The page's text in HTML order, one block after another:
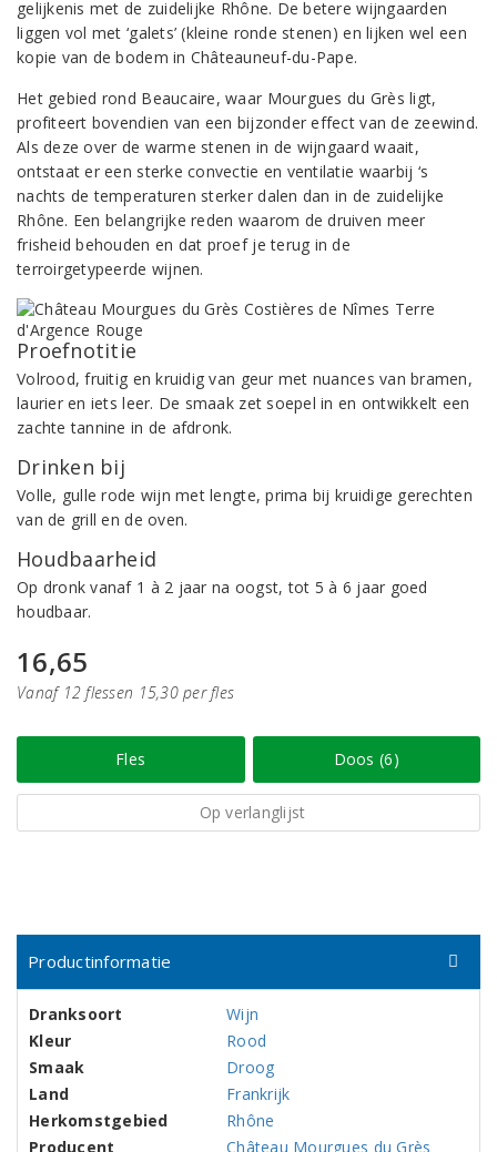
gelijkenis met de zuidelijke Rhône. De betere wijngaarden
liggen vol met ‘galets’ (kleine ronde stenen) en lijken wel een
kopie van de bodem in Châteauneuf-du-Pape.
Het gebied rond Beaucaire, waar Mourgues du Grès ligt,
profiteert bovendien van een bijzonder effect van de zeewind.
Als deze over de warme stenen in de wijngaard waait,
ontstaat er een sterke convectie en ventilatie waarbij ‘s
nachts de temperaturen sterker dalen dan in de zuidelijke
Rhône. Een belangrijke reden waarom de druiven meer
frisheid behouden en dat proef je terug in de
terroirgetypeerde wijnen.
Proefnotitie
Volrood, fruitig en kruidig van geur met nuances van bramen,
laurier en iets leer. De smaak zet soepel in en ontwikkelt een
zachte tannine in de afdronk.
Drinken bij
Volle, gulle rode wijn met lengte, prima bij kruidige gerechten
van de grill en de oven.
Houdbaarheid
Op dronk vanaf 1 à 2 jaar na oogst, tot 5 à 6 jaar goed
houdbaar.
16,65
Vanaf 12 flessen 15,30 per fles
Fles Doos (6)
Op verlanglijst
Productinformatie
Dranksoort
Wijn
Kleur
Rood
Smaak
Droog
Land
Frankrijk
Herkomstgebied
Rhône
Producent
Château Mourgues du Grès